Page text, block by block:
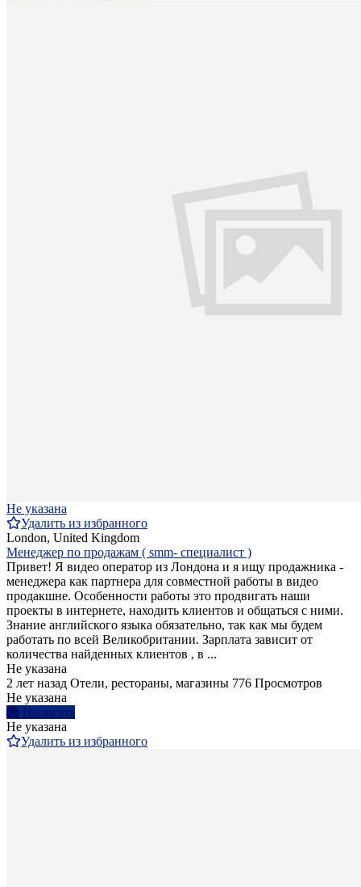
Не указана
Удалить из избранного
London, United Kingdom
Менеджер по продажам ( smm- специалист )
Привет! Я видео оператор из Лондона и я ищу продажника -
менеджера как партнера для совместной работы в видео
продакшне. Особенности работы это продвигать наши
проекты в интернете, находить клиентов и общаться с ними.
Знание английского языка обязательно, так как мы будем
работать по всей Великобритании. Зарплата зависит от
количества найденных клиентов , в ...
Не указана
2 лет назад Отели, рестораны, магазины 776 Просмотров
Не указана
Написать
Не указана
Удалить из избранного